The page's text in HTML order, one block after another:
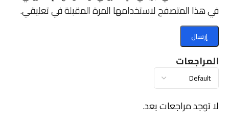
المراجعات
لا توجد مراجعات بعد.
في هذا المتصفح لاستخدامها المرة المقبلة في تعليقي.